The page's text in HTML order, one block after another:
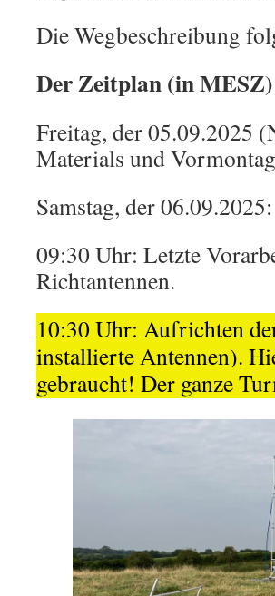
Die Wegbeschreibung
Der Zeitplan (in
Freitag, der 05.09.2025
Materials und
Samstag, der 06.09.2025:
09:30 Uhr: Letzte
Richtantennen.
10:30 Uhr: Aufrichten
installierte Antennen).
gebraucht! Der ganze